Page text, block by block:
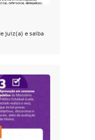
juiz(a) e saiba